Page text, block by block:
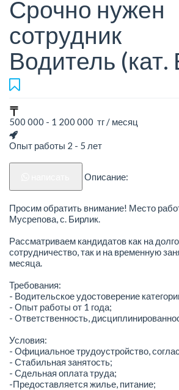
Срочно нужен
сотрудник
Водитель (кат.
500 000 - 1 200 000 тг / месяц
Опыт работы 2 - 5 лет
Описание:
Просим обратить внимание! Место
Мусрепова, с. Бирлик.
Рассматриваем кандидатов как на
сотрудничество, так и на временную
месяца.
Требования:
- Водительское удостоверение
- Опыт работы от 1 года;
- Ответственность,
Условия:
- Официальное трудоустройство,
- Стабильная занятость;
- Сдельная оплата труда;
-Предоставляется жилье, питание;